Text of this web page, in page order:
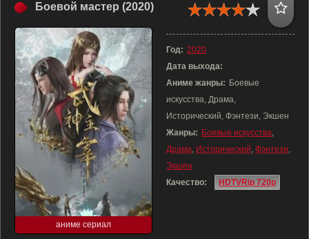
Боевой мастер (2020)
аниме сериал
Год: 2020
Дата выхода:
Аниме жанры: Боевые
искусства, Драма,
Исторический, Фэнтези, Экшен
Жанры: Боевые искусства,
Драма, Исторический, Фэнтези,
Экшен
Качество:
HDTVRip 720p